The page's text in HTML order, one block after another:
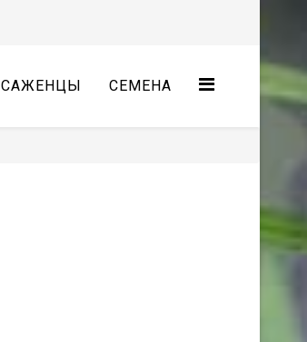
САЖЕНЦЫ СЕМЕНА